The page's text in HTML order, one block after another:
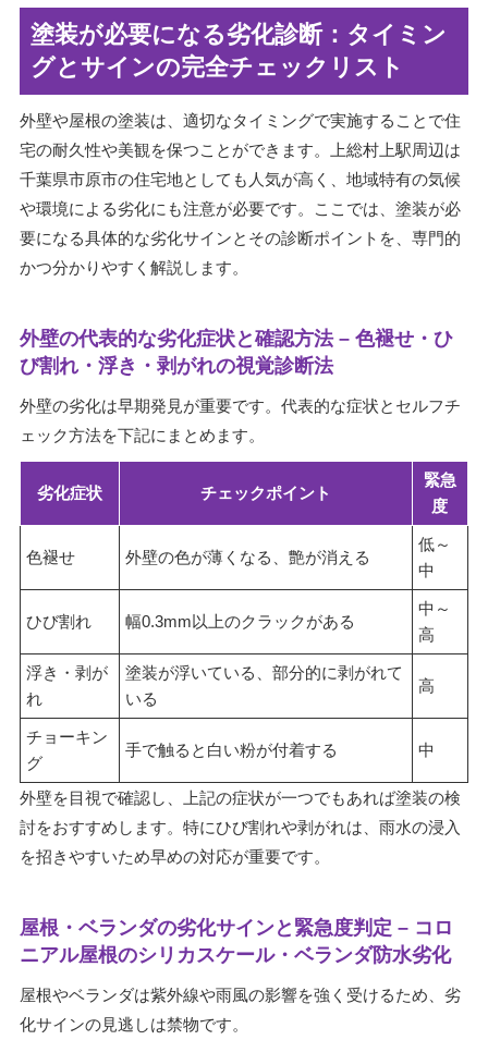
塗装が必要になる劣化診断：タイミン
グとサインの完全チェックリスト
外壁や屋根の塗装は、適切なタイミングで実施することで住
宅の耐久性や美観を保つことができます。上総村上駅周辺は
千葉県市原市の住宅地としても人気が高く、地域特有の気候
や環境による劣化にも注意が必要です。ここでは、塗装が必
要になる具体的な劣化サインとその診断ポイントを、専門的
かつ分かりやすく解説します。
外壁の代表的な劣化症状と確認方法 – 色褪せ・ひ
び割れ・浮き・剥がれの視覚診断法
外壁の劣化は早期発見が重要です。代表的な症状とセルフチ
ェック方法を下記にまとめます。
劣化症状 チェックポイント
緊急
度
色褪せ 外壁の色が薄くなる、艶が消える
低～
中
ひび割れ 幅0.3mm以上のクラックがある
中～
高
浮き・剥が
れ
塗装が浮いている、部分的に剥がれて
いる
高
チョーキン
グ
手で触ると白い粉が付着する 中
外壁を目視で確認し、上記の症状が一つでもあれば塗装の検
討をおすすめします。特にひび割れや剥がれは、雨水の浸入
を招きやすいため早めの対応が重要です。
屋根・ベランダの劣化サインと緊急度判定 – コロ
ニアル屋根のシリカスケール・ベランダ防水劣化
屋根やベランダは紫外線や雨風の影響を強く受けるため、劣
化サインの見逃しは禁物です。